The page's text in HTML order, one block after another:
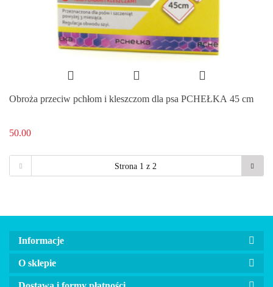
Obroża przeciw pchłom i kleszczom dla psa PCHEŁKA 45 cm
50.00
Informacje
O sklepie